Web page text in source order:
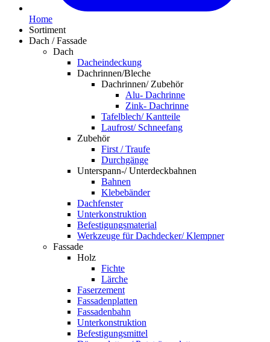
Home
Sortiment
Dach / Fassade
Dach
Dacheindeckung
Dachrinnen/Bleche
Dachrinnen/ Zubehör
Alu- Dachrinne
Zink- Dachrinne
Tafelblech/ Kantteile
Laufrost/ Schneefang
Zubehör
First / Traufe
Durchgänge
Unterspann-/ Unterdeckbahnen
Bahnen
Klebebänder
Dachfenster
Unterkonstruktion
Befestigungsmaterial
Werkzeuge für Dachdecker/ Klempner
Fassade
Holz
Fichte
Lärche
Faserzement
Fassadenplatten
Fassadenbahn
Unterkonstruktion
Befestigungsmittel